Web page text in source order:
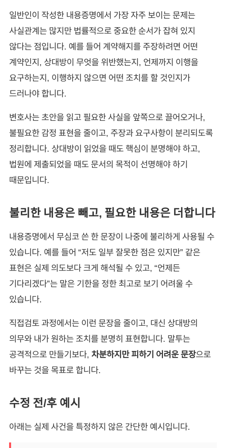
일반인이 작성한 내용증명에서 가장 자주 보이는 문제는
사실관계는 많지만 법률적으로 중요한 순서가 잡혀 있지
않다는 점입니다. 예를 들어 계약해지를 주장하려면 어떤
계약인지, 상대방이 무엇을 위반했는지, 언제까지 이행을
요구하는지, 이행하지 않으면 어떤 조치를 할 것인지가
드러나야 합니다.
변호사는 초안을 읽고 필요한 사실을 앞쪽으로 끌어오거나,
불필요한 감정 표현을 줄이고, 주장과 요구사항이 분리되도록
정리합니다. 상대방이 읽었을 때도 핵심이 분명해야 하고,
법원에 제출되었을 때도 문서의 목적이 선명해야 하기
때문입니다.
불리한 내용은 빼고, 필요한 내용은 더합니다
내용증명에서 무심코 쓴 한 문장이 나중에 불리하게 사용될 수
있습니다. 예를 들어 “저도 일부 잘못한 점은 있지만” 같은
표현은 실제 의도보다 크게 해석될 수 있고, “언제든
기다리겠다”는 말은 기한을 정한 최고로 보기 어려울 수
있습니다.
직접검토 과정에서는 이런 문장을 줄이고, 대신 상대방의
의무와 내가 원하는 조치를 분명히 표현합니다. 말투는
공격적으로 만들기보다, 차분하지만 피하기 어려운 문장으로
바꾸는 것을 목표로 합니다.
수정 전/후 예시
아래는 실제 사건을 특정하지 않은 간단한 예시입니다.